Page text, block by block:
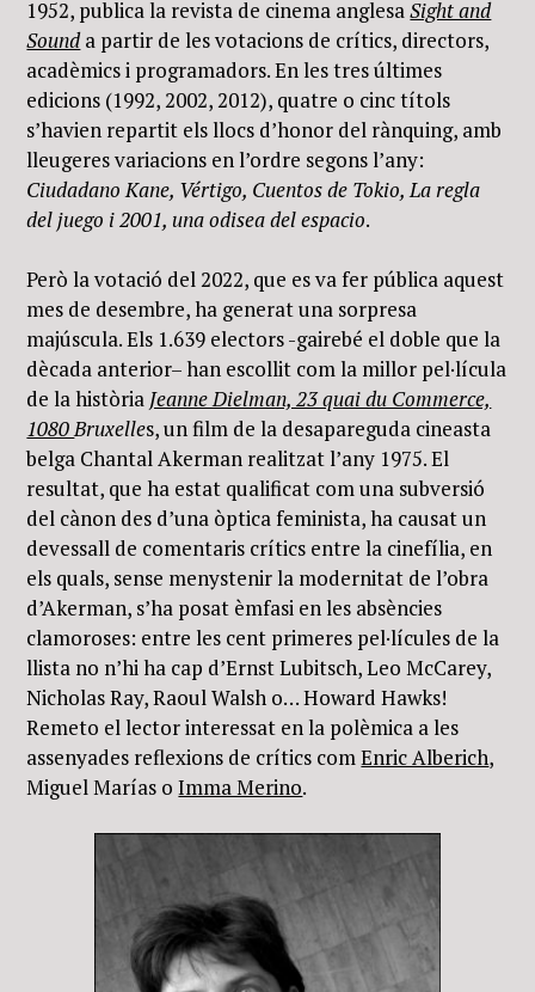
1952, publica la revista de cinema anglesaSight and
Sounda partir de les votacions de crítics, directors,
acadèmics i programadors. En les tres últimes
edicions (1992, 2002, 2012), quatre o cinc títols
s’havien repartit els llocs d’honor del rànquing, amb
lleugeres variacions en l’ordre segons l’any:
Ciudadano Kane, Vértigo, Cuentos de Tokio, La regla
del juego i 2001, una odisea del espacio.
Però la votació del 2022, que es va fer pública aquest
mes de desembre, ha generat una sorpresa
majúscula. Els 1.639 electors -gairebé el doble que la
dècada anterior– han escollit com la millor pel·lícula
de la història Jeanne Dielman, 23 quai du Commerce,
1080Bruxelles, un film de la desapareguda cineasta
belga Chantal Akerman realitzat l’any 1975. El
resultat, que ha estat qualificat com una subversió
del cànon des d’una òptica feminista, ha causat un
devessall de comentaris crítics entre la cinefília, en
els quals, sense menystenir la modernitat de l’obra
d’Akerman, s’ha posat èmfasi en les absències
clamoroses: entre les cent primeres pel·lícules de la
llista no n’hi ha cap d’Ernst Lubitsch, Leo McCarey,
Nicholas Ray, Raoul Walsh o… Howard Hawks!
Remeto el lector interessat en la polèmica a les
assenyades reflexions de crítics comEnric Alberich,
Miguel Marías oImma Merino.